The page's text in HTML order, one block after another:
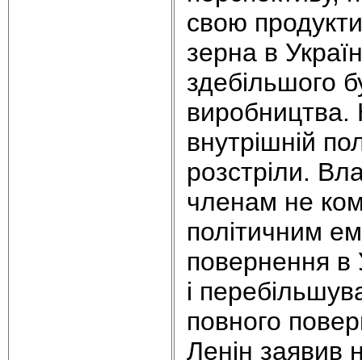
свою
зерна в
здебільшого
виробництва.
внутрішній
розстріли.
членам не
політичним
повернення в
і
повного
Ленін заявив